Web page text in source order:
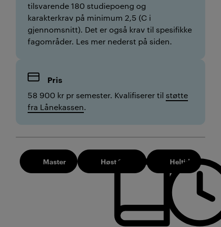
tilsvarende 180 studiepoeng og
karakterkrav på minimum 2,5 (C i
gjennomsnitt). Det er også krav til spesifikke
fagområder. Les mer nederst på siden.
Pris
58 900 kr pr semester. Kvalifiserer til støtte
fra Lånekassen.
Master Høst 2026 Heltid